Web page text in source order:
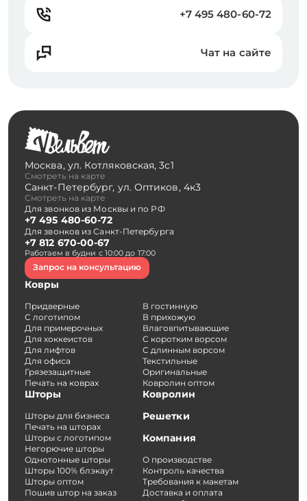
+7 495 480-60-72
Чат на сайте
Москва, ул. Котляковская, 3с1
Смотреть на карте
Санкт-Петербург, ул. Оптиков, 4к3
Смотреть на карте
Для звонков из Москвы и по РФ
+7 495 480-60-72
Для звонков из Санкт-Петербурга
+7 812 670-00-67
Работаем в будни с 10:00 до 17:00
Запрос на консультацию
Ковры
Придверные
С логотипом
Для примерочных
Для хоккеистов
Для лифтов
Для офиса
Грязезащитные
Печать на коврах
В гостинную
В прихожую
Влаговпитывающие
С коротким ворсом
С длинным ворсом
Текстильные
Оригинальные
Ковролин оптом
Шторы
Шторы для бизнеса
Печать на шторах
Шторы с логотипом
Негорючие шторы
Однотонные шторы
Шторы 100% блэкаут
Шторы оптом
Пошив штор на заказ
Ковролин
Решетки
Компания
О производстве
Контроль качества
Требования к макетам
Доставка и оплата